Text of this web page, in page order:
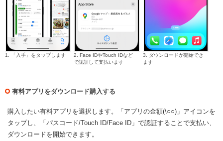
1. 「入手」をタップします
2. Face IDやTouch IDなど
で認証して支払います
3. ダウンロードが開始でき
ます
有料アプリをダウンロード購入する
購入したい有料アプリを選択します。「アプリの金額(\○○)」アイコンを
タップし、「パスコード/Touch ID/Face ID」で認証することで支払い、
ダウンロードを開始できます。